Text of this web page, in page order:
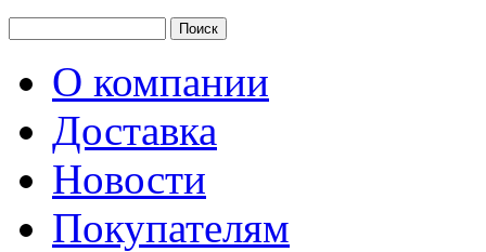
О компании
Доставка
Новости
Покупателям